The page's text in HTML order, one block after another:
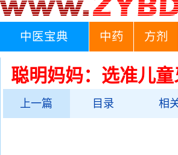
中医宝典 中药 方剂
聪明妈妈：选准儿童
上一篇 目录 相